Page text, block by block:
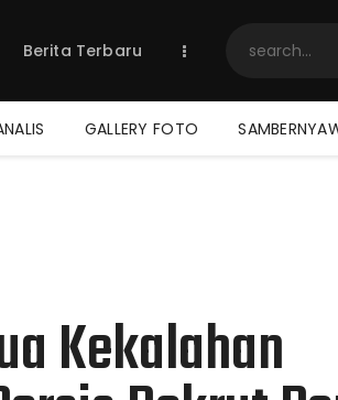
Berita Terbaru
GALLERY FOTO
Berita Terbaru
Jadwal & Hasil
Klasemen
Kekalahan